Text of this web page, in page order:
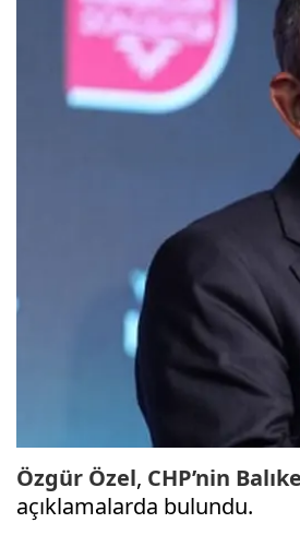
Özgür Özel, CHP’nin
açıklamalarda bulundu.